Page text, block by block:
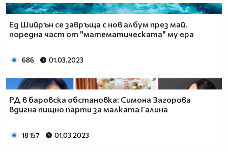
Ед Шийрън се завръща с нов албум през май,
поредна част от "математическата" му ера
686 01.03.2023
РД в баровска обстановка: Симона Загорова
вдигна пищно парти за малката Галина
18 157 01.03.2023